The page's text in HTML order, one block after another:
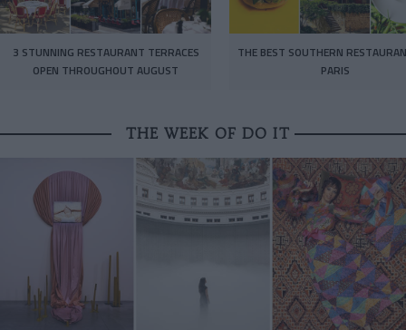
3 STUNNING RESTAURANT TERRACES
OPEN THROUGHOUT AUGUST
THE BEST SOUTHERN
PARIS
THE WEEK OF DO IT